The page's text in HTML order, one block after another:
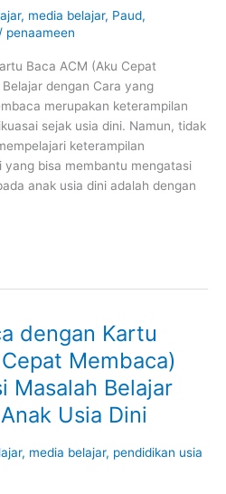
, media belajar, Paud,
/ penaameen
Baca ACM (Aku Cepat
dengan Cara yang
merupakan keterampilan
sejak usia dini. Namun, tidak
keterampilan
yang bisa membantu mengatasi
anak usia dini adalah dengan
dengan Kartu
Membaca)
Masalah Belajar
Usia Dini
, media belajar, pendidikan usia